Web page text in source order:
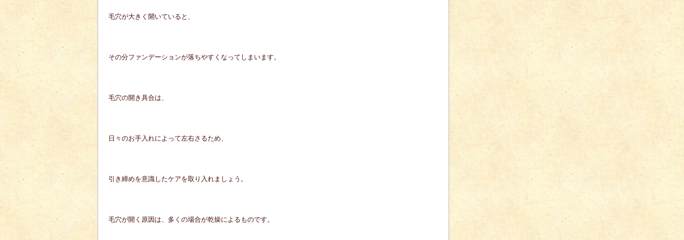
毛穴が大きく開いていると、
その分ファンデーションが落ちやすくなってしまいます。
毛穴の開き具合は、
日々のお手入れによって左右さるため、
引き締めを意識したケアを取り入れましょう。
毛穴が開く原因は、多くの場合が乾燥によるものです。